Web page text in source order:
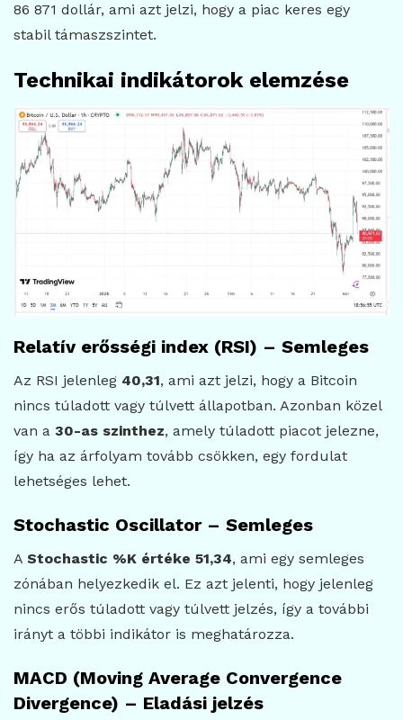
86 871 dollár, ami azt jelzi, hogy a piac keres egy
stabil támaszszintet.
Technikai indikátorok elemzése
Relatív erősségi index (RSI) – Semleges
Az RSI jelenleg 40,31, ami azt jelzi, hogy a Bitcoin
nincs túladott vagy túlvett állapotban. Azonban közel
van a 30-as szinthez, amely túladott piacot jelezne,
így ha az árfolyam tovább csökken, egy fordulat
lehetséges lehet.
Stochastic Oscillator – Semleges
A Stochastic %K értéke 51,34, ami egy semleges
zónában helyezkedik el. Ez azt jelenti, hogy jelenleg
nincs erős túladott vagy túlvett jelzés, így a további
irányt a többi indikátor is meghatározza.
MACD (Moving Average Convergence
Divergence) – Eladási jelzés